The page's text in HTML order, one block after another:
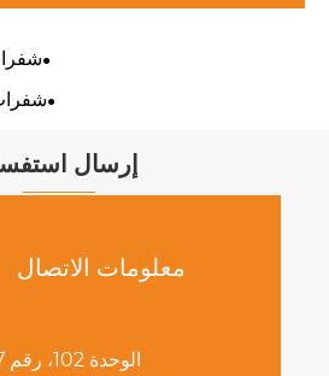
إرسال
معلومات الاتصال